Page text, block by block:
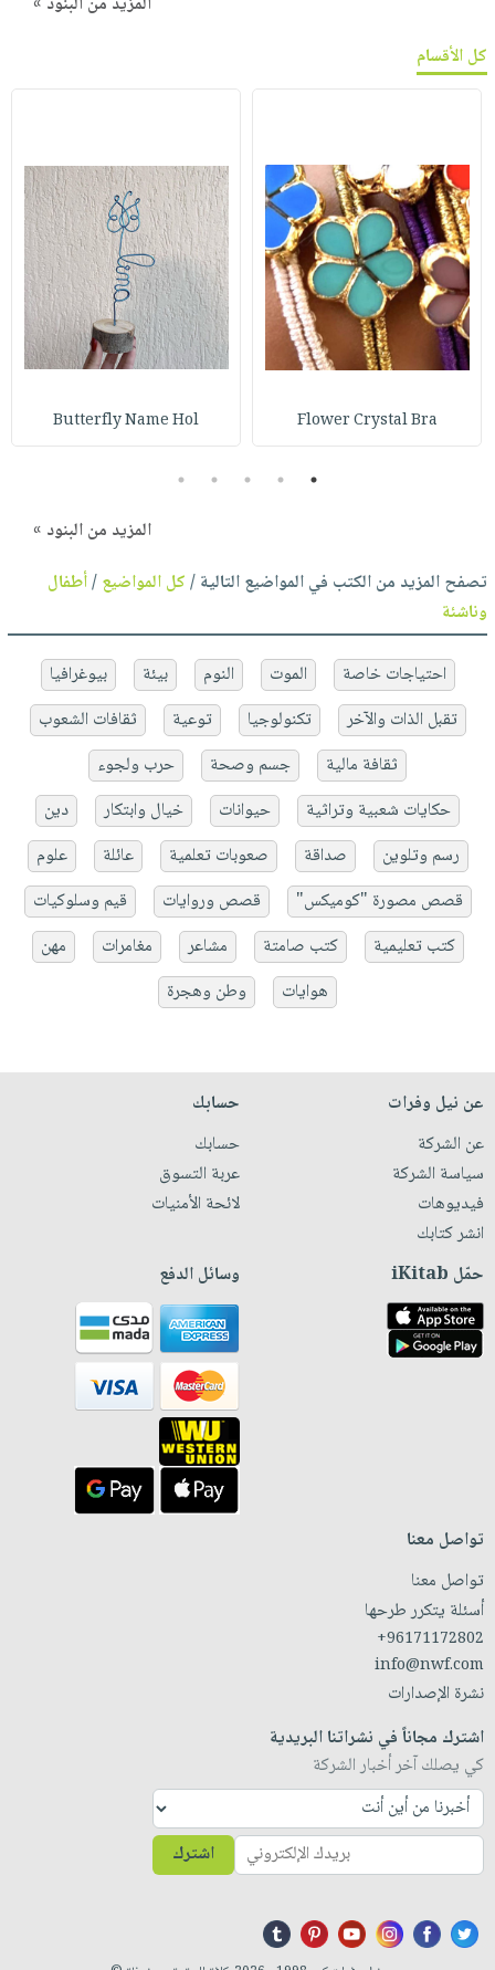
كل الأقسام
Flower Crystal Bra
Butterfly Name Hol
1
2
3
4
5
المزيد من البنود »
تصفح المزيد من الكتب في المواضيع التالية /كل المواضيع/أطفال
وناشئة
احتياجات خاصة الموت النوم بيئة
بيوغرافيا
تقبل الذات والآخر
تكنولوجيا توعية
ثقافات الشعوب
ثقافة مالية
جسم وصحة
حرب ولجوء
حكايات شعبية وتراثية
حيوانات خيال وابتكار
دين
رسم وتلوين
صداقة صعوبات تعلمية عائلة
علوم
قصص مصورة "كوميكس"
قصص وروايات
قيم وسلوكيات
كتب تعليمية
كتب صامتة مشاعر مغامرات
مهن
هوايات
وطن وهجرة
عن نيل وفرات
عن الشركة
سياسة الشركة
فيديوهات
انشر كتابك
حسابك
حسابك
عربة التسوق
لائحة الأمنيات
حمّل iKitab وسائل الدفع
تواصل معنا
تواصل معنا
أسئلة يتكرر طرحها
+96171172802
info@nwf.com
نشرة الإصدارات
اشترك مجاناً في نشراتنا البريدية
كي يصلك آخر أخبار الشركة
اشترك